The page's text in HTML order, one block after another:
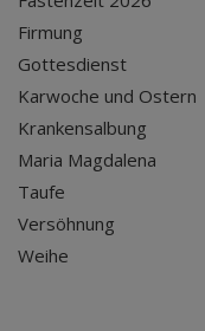
Firmung
Gottesdienst
Karwoche und Ostern
Krankensalbung
Maria Magdalena
Taufe
Versöhnung
Weihe